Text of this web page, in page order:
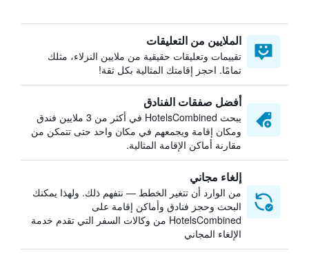
الملايين من التعليقات
تقييمات وتعليقات حقيقية من ملايين النزلاء، مثلك
تمامًا. احجز إقامتك المثالية بكل ثقة!
أفضل صفقات الفنادق
يبحث HotelsCombined في أكثر من 3 ملايين فندق
ومكان إقامة ويجمعهم في مكان واحد حتى تتمكن من
مقارنة أماكن الإقامة المثالية.
إلغاء مجاني
من الوارد أن تتغير الخطط — نتفهم ذلك. ولهذا يمكنك
البحث وحجز فنادق وأماكن إقامة على
HotelsCombined من وكالات السفر التي تقدم خدمة
الإلغاء المجاني